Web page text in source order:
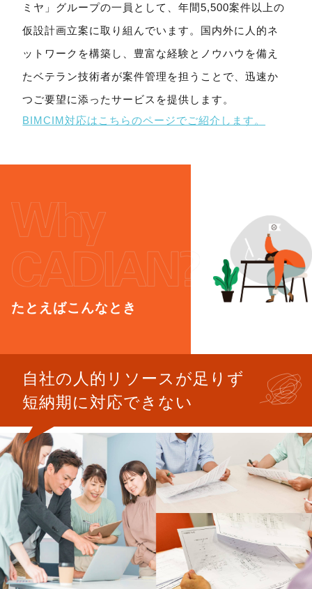
ミヤ」グループの一員として、年間5,500案件以上の
仮設計画立案に取り組んでいます。 国内外に人的ネ
ットワークを構築し、豊富な経験とノウハウを備え
たベテラン技術者が案件管理を担うことで、迅速か
つご要望に添ったサービスを提供します。
BIMCIM対応はこちらのページでご紹介します。
たとえばこんなとき
自社の人的リソースが足りず
短納期に対応できない